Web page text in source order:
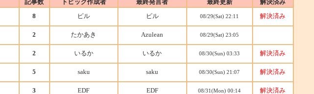
記事数 トピック作成者 最終発言者 最終更新 解決済み
8 ピル ピル 08/29(Sat) 22:11 解決済み
2 たかあき Azulean 08/29(Sat) 23:05
2 いるか いるか 08/30(Sun) 03:33 解決済み
5 saku saku 08/30(Sun) 21:07 解決済み
3 EDF EDF 08/31(Mon) 00:14 解決済み